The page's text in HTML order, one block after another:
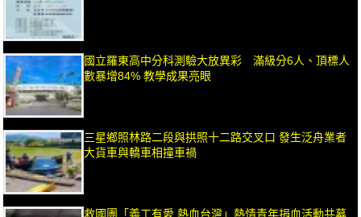
國立羅東高中分科測驗大放異彩 滿級分6人、頂標人
數暴增84% 教學成果亮眼
三星鄉照林路二段與拱照十二路交叉口 發生泛舟業者
大貨車與轎車相撞車禍
救國團「義工有愛 熱血台灣」熱情青年捐血活動共募